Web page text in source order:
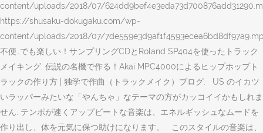
content/uploads/2018/07/
https://shusaku-dokugaku.com/wp-
content/uploads/2018/07/
不便…でも楽しい！サンプリングCDとRoland SP404を使ったトラック
メイキング, 伝説の名機で作る！Akai MPC4000によるヒップホップト
ラックの作り方 | 独学で作曲（トラックメイク）ブログ. US のイカツ
いラッパーみたいな「やんちゃ」なテーマの方がカッコイイかもしれま
せん. テンポが速くアップビートな音楽は、エネルギッシュなムードを
作り出し、体を元気に保つ助けになります。 このスタイルの音楽は、